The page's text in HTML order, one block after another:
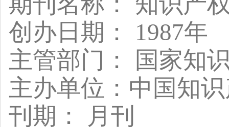
创办日期： 1987年
主管部门： 国家知
主办单位：中国知
刊期： 月刊